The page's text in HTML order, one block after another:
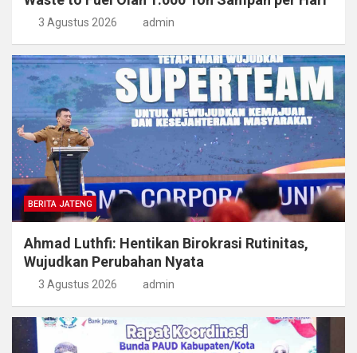
3 Agustus 2026 admin
BERITA JATENG
Ahmad Luthfi: Hentikan Birokrasi Rutinitas,
Wujudkan Perubahan Nyata
3 Agustus 2026 admin